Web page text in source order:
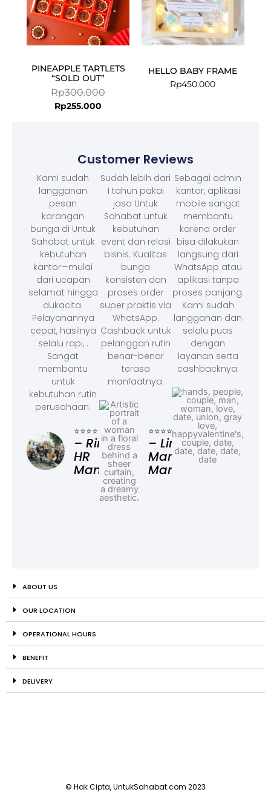
PINEAPPLE TARTLETS
“SOLD OUT”
Rp300.000
Rp255.000
HELLO BABY FRAME
Rp450.000
Customer Reviews
Kami sudah
langganan
pesan
karangan
bunga di Untuk
Sahabat untuk
kebutuhan
kantor—mulai
dari ucapan
selamat hingga
dukacita.
Pelayanannya
cepat, hasilnya
selalu rapi, .
Sangat
membantu
untuk
kebutuhan rutin
perusahaan.
⭐⭐⭐⭐⭐
– Rina,
HR
Manager
Sudah lebih dari
1 tahun pakai
jasa Untuk
Sahabat untuk
kebutuhan
event dan relasi
bisnis. Kualitas
bunga
konsisten dan
proses order
super praktis via
WhatsApp.
Cashback untuk
pelanggan rutin
benar-benar
terasa
manfaatnya.
⭐⭐⭐⭐⭐
– Linda,
Marketing
Manager
Sebagai admin
kantor, aplikasi
mobile sangat
membantu
karena order
bisa dilakukan
langsung dari
WhatsApp atau
aplikasi tanpa
proses panjang.
Kami sudah
langganan dan
selalu puas
dengan
layanan serta
cashbacknya.
ABOUT US
OUR LOCATION
OPERATIONAL HOURS
BENEFIT
DELIVERY
© Hak Cipta, UntukSahabat.com 2023